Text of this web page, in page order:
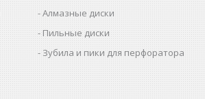
Алмазные диски
Пильные диски
Зубила и пики для перфоратора